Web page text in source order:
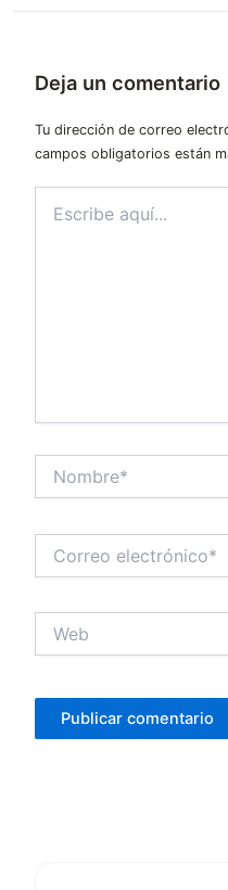
Deja un comentario
Tu dirección de correo
campos obligatorios están
aquí...
electrónico*